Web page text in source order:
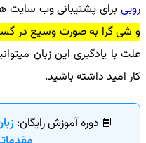
روبیبرای پشتیبانی وب سایت
و شی گرا به صورت وسیع در
علت با یادگیری این زبان
کار امید داشته باشید.
📘 دوره آموزش رایگان: